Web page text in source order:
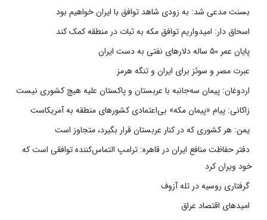
بسنت مدعی شد: به زودی شاهد توافق با ایران خواهیم بود
اسحاق دار: امیدواریم توافق مکه به ثبات در منطقه کمک کند
پایان عمر ۵۰ ساله دلارهای نفتی به دست ایران
عبرت مصر و سوئز برای ایران و تنگه هرمز
اردوغان: پیمان سه‌جانبه با عربستان و پاکستان علیه هیچ کشوری نیست
زاکانی: پیام «پیمان مکه» بی‌اعتمادی کشورهای منطقه به آمریکاست
یمن: هر کشوری که در کنار عربستان قرار بگیرد، متجاوز است
دفتر حفاظت منافع ایران در قاهره: ترامپ التماس‌کننده توافقی است که
خود ویران کرد
گرفتاری روسیه در تله آزوف
امیدهای اقتصاد عراق